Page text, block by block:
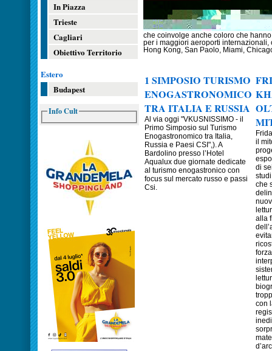
In Piazza
Trieste
Cagliari
Obiettivo Territorio
Estero
Budapest
Info Cult
che coinvolge anche coloro che
per i maggiori aeroporti internazionali,
Hong Kong, San Paolo, Miami,
1 SIMPOSIO TURISMO
ENOGASTRONOMICO
TRA ITALIA E RUSSIA
Al via oggi "VKUSNISSIMO - il
Primo Simposio sul Turismo
Enogastronomico tra Italia,
Russia e Paesi CSI",). A
Bardolino presso l’Hotel
Aqualux due giornate dedicate
al turismo enogastronico con
focus sul mercato russo e passi
Csi.
il
di
che
alla
con